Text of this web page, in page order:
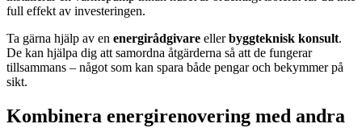
full effekt av investeringen.
Ta gärna hjälp av en energirådgivare ellerbyggteknisk konsult.
De kan hjälpa dig att samordna åtgärderna så att de fungerar
tillsammans – något som kan spara både pengar och bekymmer på
sikt.
Kombinera energirenovering med andra